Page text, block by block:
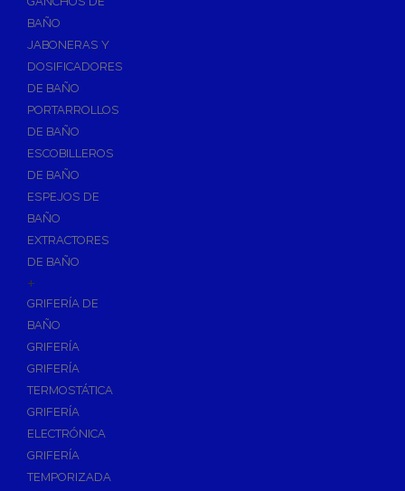
Accesorios y Grupos Contra Incendios
Calderas y estufas de biomasa
Sistemas de Energía Solar Térmica
Estructuras de soporte
Sistemas de Aerotermia
Sistemas de Energía Solar Fotovoltaica
Paneles
Inversores
Baterías
Estructuras
Fontanería
Aislamientos para Tuberías
Accesorios para Instalación de Gas
Válvulas para Gas
Accesorios y Repuestos de Gas
Baterias y Contadores
BAÑO
JABONERAS Y
DOSIFICADORES
DE BAÑO
PORTARROLLOS
DE BAÑO
ESCOBILLEROS
DE BAÑO
ESPEJOS DE
BAÑO
EXTRACTORES
DE BAÑO
+
GRIFERÍA DE
BAÑO
GRIFERÍA
GRIFERÍA
TERMOSTÁTICA
GRIFERÍA
ELECTRÓNICA
GRIFERÍA
TEMPORIZADA